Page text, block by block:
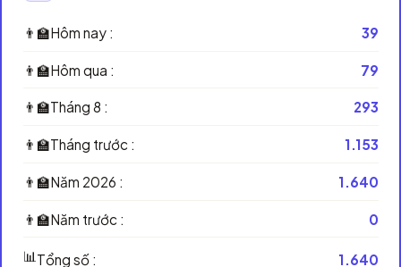
👨‍🏫Hôm nay : 39
👨‍🏫Hôm qua : 79
👨‍🏫Tháng 8 : 293
👨‍🏫Tháng trước : 1.153
👨‍🏫Năm 2026 : 1.640
👨‍🏫Năm trước : 0
📊 Tổng số : 1.640